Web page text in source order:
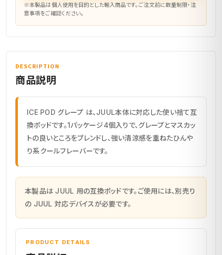
※本製品は個人使用を目的とした輸入商品です。ご注文前に数量制限・注
意事項をご確認ください。
DESCRIPTION
商品説明
ICE POD グレープ は、JUUL本体に対応した使い捨て互
換ポッドです。1パッケージ4個入りで、グレープとマスカッ
トの良いところをブレンドし、強い清涼感を重ねたひんや
り系クールフレーバーです。
本製品は JUUL 用の互換ポッドです。ご使用には、別売り
の JUUL 対応デバイスが必要です。
PRODUCT DETAILS